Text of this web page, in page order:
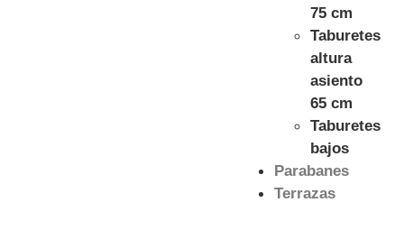
75 cm
Taburetes
altura
asiento
65 cm
Taburetes
bajos
Parabanes
Terrazas